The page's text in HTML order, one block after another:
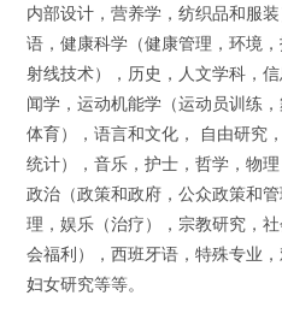
内部设计，营养学，纺织品和服
语，健康科学（健康管理，环境
射线技术），历史，人文学科，
闻学，运动机能学（运动员训练
体育），语言和文化， 自由研究
统计），音乐，护士，哲学，物
政治（政策和政府，公众政策和
理，娱乐（治疗），宗教研究，
会福利），西班牙语，特殊专业
妇女研究等等。